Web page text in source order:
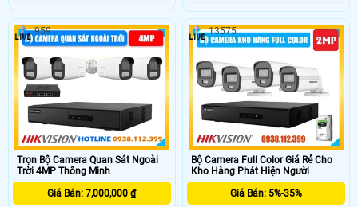
Trọn Bộ Camera Quan Sát Ngoài
Trời 4MP Thông Minh
Giá Bán: 7,000,000 ₫
959
Bộ Camera Full Color Giá Rẻ Cho
Kho Hàng Phát Hiện Người
Giá Bán: 5%-35%
13575